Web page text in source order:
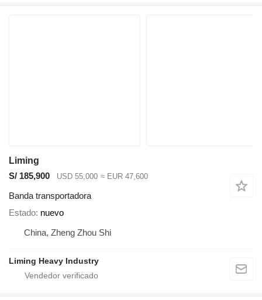
Liming
S/ 185,900
USD 55,000 ≈ EUR 47,600
Banda transportadora
Estado nuevo
China, Zheng Zhou Shi
Liming Heavy Industry